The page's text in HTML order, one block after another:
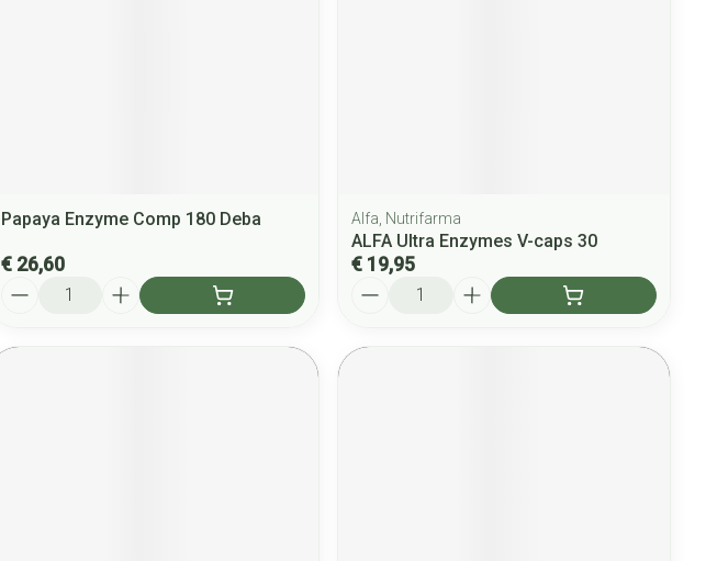
Papaya Enzyme Comp 180 Deba
€ 26,60
Alfa, Nutrifarma
ALFA Ultra Enzymes V-caps 30
€ 19,95